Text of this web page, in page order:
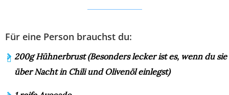
Für eine Person brauchst du:
200g Hühnerbrust (Besonders lecker ist es, wenn du sie
über Nacht in Chili und Olivenöl einlegst)